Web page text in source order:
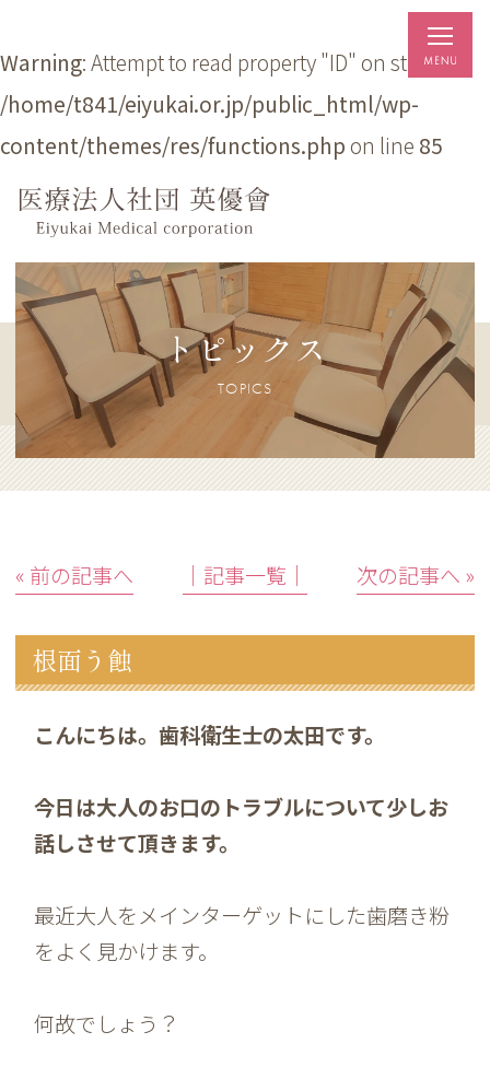
Warning: Attempt to read property "ID" on string in
/home/t841/eiyukai.or.jp/public_html/wp-
content/themes/res/functions.phpon line 85
トピックス
TOPICS
« 前の記事へ │記事一覧│ 次の記事へ »
根面う蝕
こんにちは。歯科衛生士の太田です。
今日は大人のお口のトラブルについて少しお
話しさせて頂きます。
最近大人をメインターゲットにした歯磨き粉
をよく見かけます。
何故でしょう？